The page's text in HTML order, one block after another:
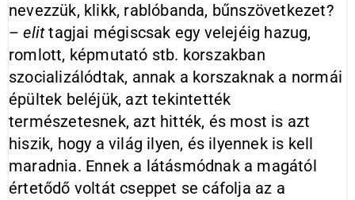
nevezzük, klikk, rablóbanda, bűnszövetkezet?
–elittagjai mégiscsak egy velejéig hazug,
romlott, képmutató stb. korszakban
szocializálódtak, annak a korszaknak a normái
épültek beléjük, azt tekintették
természetesnek, azt hitték, és most is azt
hiszik, hogy a világ ilyen, és ilyennek is kell
maradnia. Ennek a látásmódnak a magától
értetődő voltát cseppet se cáfolja az a